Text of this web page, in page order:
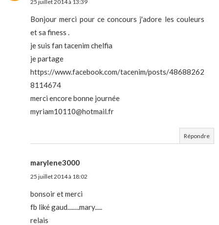
25 juillet 2014 à 13:39
Bonjour merci pour ce concours j'adore les couleurs
et sa finess .
je suis fan tacenim chelfia
je partage
https://www.facebook.com/tacenim/posts/48688262
8114674
merci encore bonne journée
myriam10110@hotmail.fr
Répondre
marylene3000
25 juillet 2014 à 18:02
bonsoir et merci
fb liké gaud........mary.....
relais